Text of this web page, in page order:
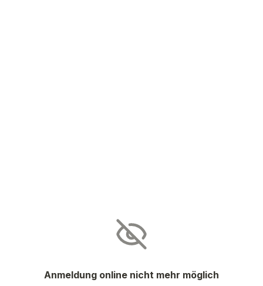
Anmeldung online nicht mehr möglich